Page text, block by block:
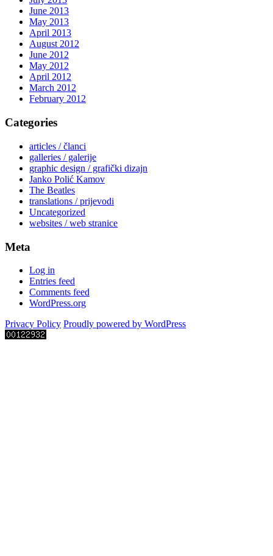
June 2013
May 2013
April 2013
August 2012
June 2012
May 2012
April 2012
March 2012
February 2012
Categories
articles / članci
galleries / galerije
graphic design / grafički dizajn
Janko Polić Kamov
The Beatles
translations / prijevodi
Uncategorized
websites / web stranice
Meta
Log in
Entries feed
Comments feed
WordPress.org
Privacy Policy Proudly powered by WordPress